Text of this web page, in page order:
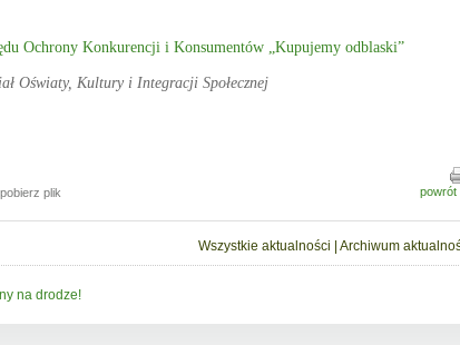
Ochrony Konkurencji i Konsumentów „Kupujemy odblaski”
Oświaty, Kultury i Integracji Społecznej
pobierz plik powrót
Wszystkie aktualności | Archiwum
na drodze!